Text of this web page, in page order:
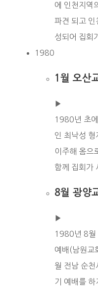
에 인천지역
파견 되고 인
성되어 집회
1980
1월 오산
▶︎
1980년 초
인 최낙성
이주해 옴으
함께 집회가
8월 광양
▶︎
1980년 8월
예배(남원교
월 전남 순천
기 예배를 하